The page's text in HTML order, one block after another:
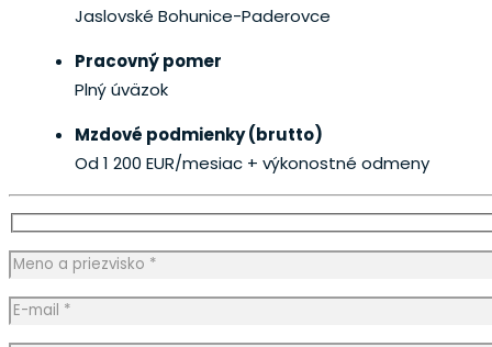
Jaslovské Bohunice-Paderovce
Pracovný pomer
Plný úväzok
Mzdové podmienky (brutto)
Od 1 200 EUR/mesiac + výkonostné odmeny